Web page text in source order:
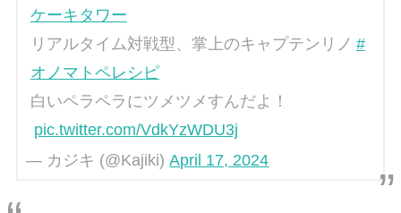
ケーキタワー
リアルタイム対戦型、掌上のキャプテンリノ #
オノマトペレシピ
白いペラペラにツメツメすんだよ！
pic.twitter.com/VdkYzWDU3j
— カジキ (@Kajiki)April 17, 2024